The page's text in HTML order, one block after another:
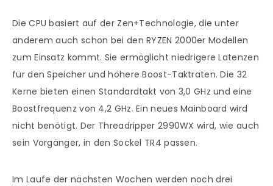
Die CPU basiert auf der Zen+Technologie, die unter
anderem auch schon bei den RYZEN 2000er Modellen
zum Einsatz kommt. Sie ermöglicht niedrigere Latenzen
für den Speicher und höhere Boost-Taktraten. Die 32
Kerne bieten einen Standardtakt von 3,0 GHz und eine
Boostfrequenz von 4,2 GHz. Ein neues Mainboard wird
nicht benötigt. Der Threadripper 2990WX wird, wie auch
sein Vorgänger, in den Sockel TR4 passen.
Im Laufe der nächsten Wochen werden noch drei